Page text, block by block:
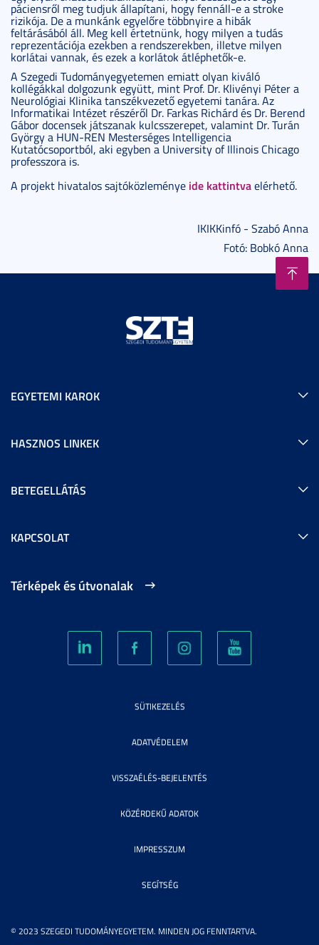
páciensről meg tudjuk állapítani, hogy fennáll-e a stroke
rizikója. De a munkánk egyelőre többnyire a hibák
feltárásából áll. Meg kell értetnünk, hogy milyen a tudás
reprezentációja ezekben a rendszerekben, illetve milyen
korlátai vannak, és ezek a korlátok átléphetők-e.
A Szegedi Tudományegyetemen emiatt olyan kiváló
kollégákkal dolgozunk együtt, mint Prof. Dr. Klivényi Péter a
Neurológiai Klinika tanszékvezető egyetemi tanára. Az
Informatikai Intézet részéről Dr. Farkas Richárd és Dr. Berend
Gábor docensek játszanak kulcsszerepet, valamint Dr. Turán
György a HUN-REN Mesterséges Intelligencia
Kutatócsoportból, aki egyben a University of Illinois Chicago
professzora is.
A projekt hivatalos sajtóközleménye ide kattintvaelérhető.
IKIKKinfó - Szabó Anna
Fotó: Bobkó Anna
EGYETEMI KAROK
HASZNOS LINKEK
BETEGELLÁTÁS
KAPCSOLAT
Térképek és útvonalak
© 2023 SZEGEDI TUDOMÁNYEGYETEM. MINDEN JOG FENNTARTVA.
SÜTIKEZELÉS
ADATVÉDELEM
VISSZAÉLÉS-BEJELENTÉS
KÖZÉRDEKŰ ADATOK
IMPRESSZUM
SEGÍTSÉG